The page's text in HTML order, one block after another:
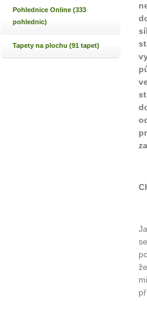
Pohlednice Online (333
pohlednic)
Tapety na plochu (91 tapet)